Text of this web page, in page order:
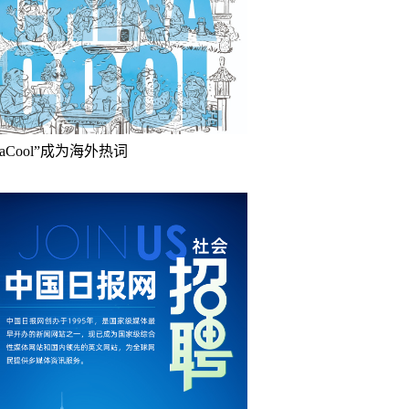
成为海外热词